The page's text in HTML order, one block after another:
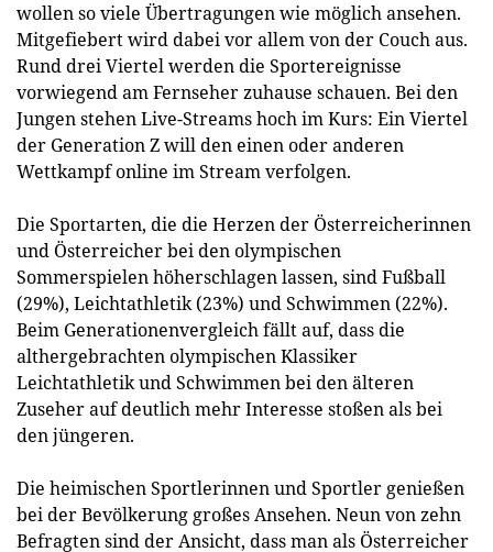
wollen so viele Übertragungen wie möglich ansehen.
Mitgefiebert wird dabei vor allem von der Couch aus.
Rund drei Viertel werden die Sportereignisse
vorwiegend am Fernseher zuhause schauen. Bei den
Jungen stehen Live-Streams hoch im Kurs: Ein Viertel
der Generation Z will den einen oder anderen
Wettkampf online im Stream verfolgen.
Die Sportarten, die die Herzen der Österreicherinnen
und Österreicher bei den olympischen
Sommerspielen höherschlagen lassen, sind Fußball
(29%), Leichtathletik (23%) und Schwimmen (22%).
Beim Generationenvergleich fällt auf, dass die
althergebrachten olympischen Klassiker
Leichtathletik und Schwimmen bei den älteren
Zuseher auf deutlich mehr Interesse stoßen als bei
den jüngeren.
Die heimischen Sportlerinnen und Sportler genießen
bei der Bevölkerung großes Ansehen. Neun von zehn
Befragten sind der Ansicht, dass man als Österreicher